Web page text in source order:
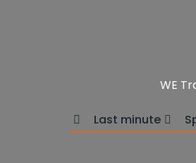
WE
Last minute